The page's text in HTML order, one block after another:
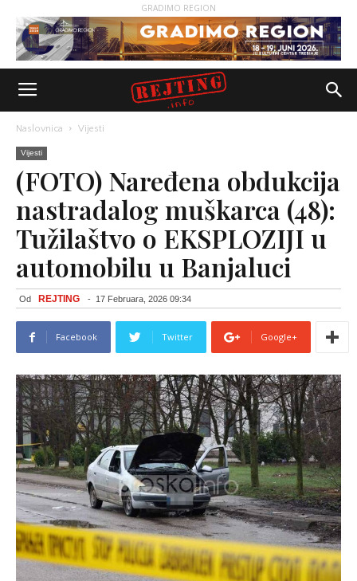
GRADIMO REGION
Naslovnica Vijesti
Vijesti
(FOTO) Naređena obdukcija
nastradalog muškarca (48):
Tužilaštvo o EKSPLOZIJI u
automobilu u Banjaluci
Od REJTING - 17 Februara, 2026 09:34
Facebook Twitter Google+